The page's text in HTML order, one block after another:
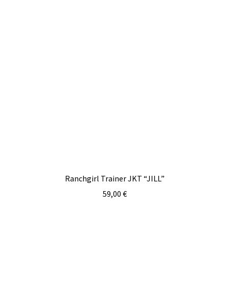
Ranchgirl Trainer JKT “JILL”
59,00 €